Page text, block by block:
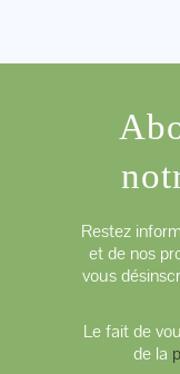
Restez
et de nos
vous
Le fait de
de la